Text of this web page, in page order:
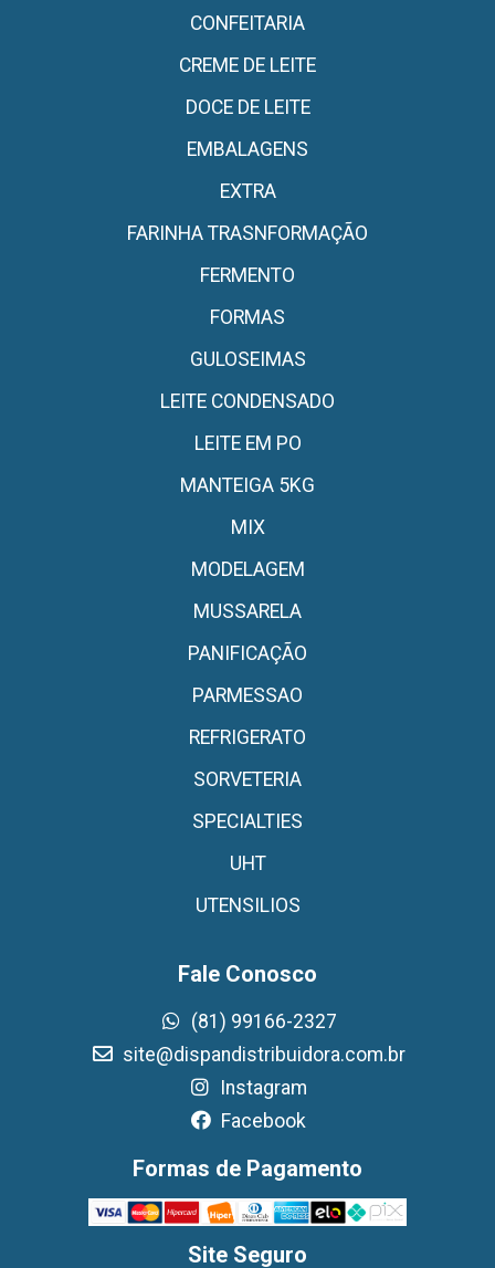
CONFEITARIA
CREME DE LEITE
DOCE DE LEITE
EMBALAGENS
EXTRA
FARINHA TRASNFORMAÇÃO
FERMENTO
FORMAS
GULOSEIMAS
LEITE CONDENSADO
LEITE EM PO
MANTEIGA 5KG
MIX
MODELAGEM
MUSSARELA
PANIFICAÇÃO
PARMESSAO
REFRIGERATO
SORVETERIA
SPECIALTIES
UHT
UTENSILIOS
Fale Conosco
(81) 99166-2327
site@dispandistribuidora.com.br
Instagram
Facebook
Formas de Pagamento
Site Seguro